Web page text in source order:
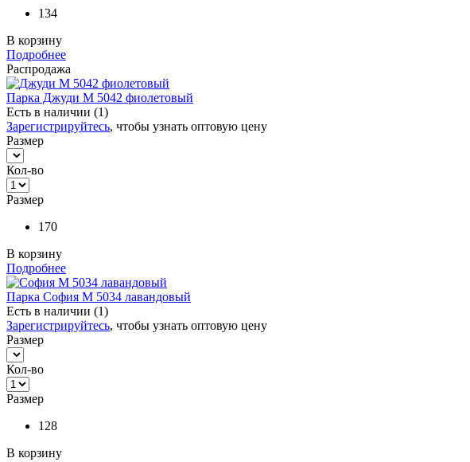
134
В корзину
Подробнее
Распродажа
Парка Джуди М 5042 фиолетовый
Есть в наличии (1)
Зарегистрируйтесь, чтобы узнать оптовую цену
Размер
Кол-во
Размер
170
В корзину
Подробнее
Парка София М 5034 лавандовый
Есть в наличии (1)
Зарегистрируйтесь, чтобы узнать оптовую цену
Размер
Кол-во
Размер
128
В корзину